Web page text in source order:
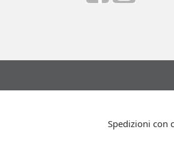
Spedizioni con